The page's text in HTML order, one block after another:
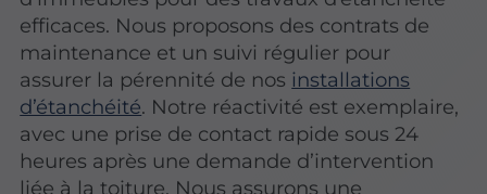
efficaces. Nous proposons des contrats de
maintenance et un suivi régulier pour
assurer la pérennité de nos installations
d’étanchéité. Notre réactivité est exemplaire,
avec une prise de contact rapide sous 24
heures après une demande d’intervention
liée à la toiture. Nous assurons une